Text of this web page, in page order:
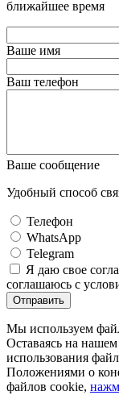
ближайшее время
Ваше имя
Ваш телефон
Ваше сообщение
Удобный способ
Телефон
WhatsApp
Telegram
Я даю свое
соглашаюсь с
Отправить
Мы используем
Оставаясь на
использования
Положениями о
файлов cookie,